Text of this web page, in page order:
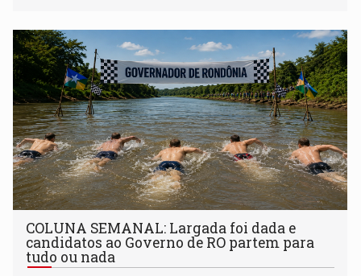
COLUNA SEMANAL: Largada foi dada e
candidatos ao Governo de RO partem para
tudo ou nada